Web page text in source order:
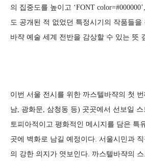
의 집중도를 높이고 ‘FONT
도 공개된 적 없었던 특정시기의 작품들을
바쟉 예술 세계 전반을 감상할 수 있는 뜻
이번 서울 전시를 위한 까스텔바쟉의 첫
남, 광화문, 삼청동 등) 곳곳에서 선보일
토피아적이고 평화적인 메시지를 담은 특
곳에 벽화로 남길 예정이다. 서울시민과
의 강한 의지가 엿보인다. 까스텔바쟉의